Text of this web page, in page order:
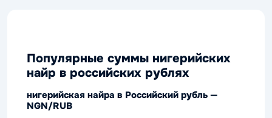
Популярные суммы нигерийских
найр в российских рублях
нигерийская найра в Российский рубль —
NGN/RUB